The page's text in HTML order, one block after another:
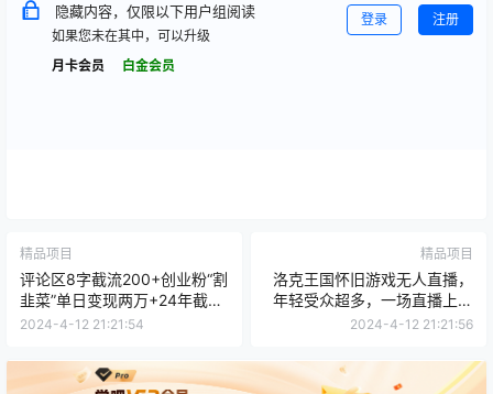
隐藏内容，仅限以下用户组阅读
如果您未在其中，可以升级
月卡会员
白金会员
登录 注册
精品项目
评论区8字截流200+创业粉“割
韭菜”单日变现两万+24年截流
最新方法！
2024-4-12 21:21:54
精品项目
洛克王国怀旧游戏无人直播，
年轻受众超多，一场直播上万
人，日入5000+
2024-4-12 21:21:56